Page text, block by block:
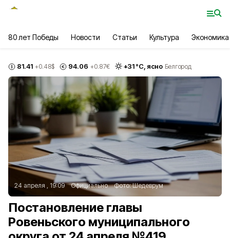
80 лет Победы Новости Статьи Культура Экономика
81.41 +0.48$ 94.06 +0.87€ +31°С, ясно Белгород
24 апреля , 19:09 Официально Фото:Шедеврум
Постановление главы
Ровеньского муниципального